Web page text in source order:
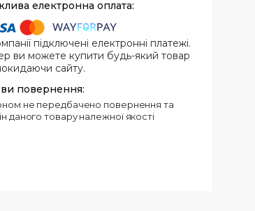
підключені електронні платежі.
ви можете купити будь-який товар
сайту.
даного товару належної якості